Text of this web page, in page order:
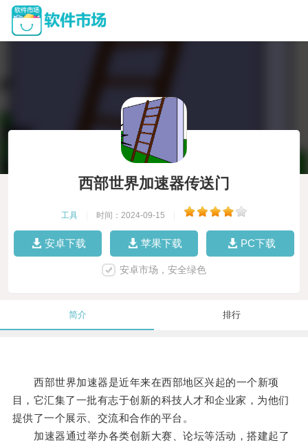
西部世界加速器传送门
工具 时间：2024-09-15
安卓下载 苹果下载 PC下载
安卓市场，安全绿色
简介 排行
西部世界加速器是近年来在西部地区兴起的一个新项
目，它汇集了一批有志于创新的科技人才和企业家，为他们
提供了一个展示、交流和合作的平台。
加速器通过举办各类创新大赛、论坛等活动，搭建起了